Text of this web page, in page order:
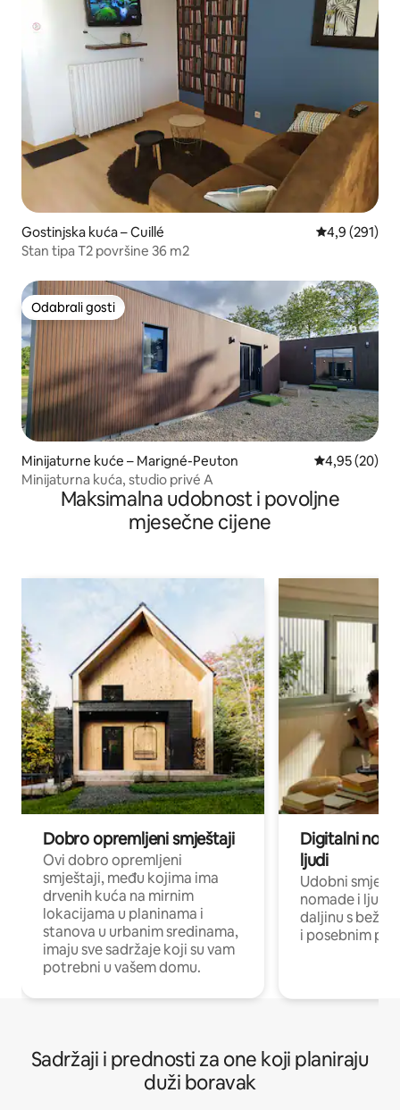
Gostinjska kuća – Cuillé Prosječna
4,9 (291)
Stan tipa T2 površine 36 m2
Odabrali gosti
Odabrali gosti
Minijaturne kuće – Marigné-Peuton Prosječna
4,95 (20)
Minijaturna kuća, studio privé A
Maksimalna udobnost i povoljne
mjesečne cijene
Dobro opremljeni smještaji
Ovi dobro opremljeni
smještaji, među kojima ima
drvenih kuća na mirnim
lokacijama u planinama i
stanova u urbanim sredinama,
imaju sve sadržaje koji su vam
potrebni u vašem domu.
Digitalni
ljudi
Udobni
nomade i ljude
daljinu s
i posebnim
Sadržaji i prednosti za one koji planiraju
duži boravak